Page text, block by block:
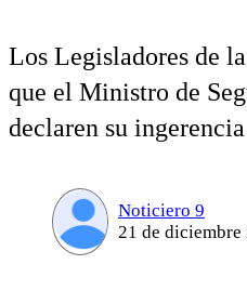
Los Legisladores de
que el Ministro de
declaren su
Noticiero 9
21 de diciembre